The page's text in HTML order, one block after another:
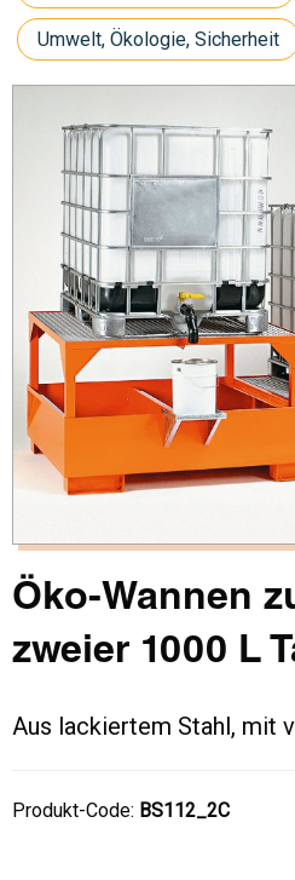
Umwelt, Ökologie, Sicherheit
Öko-Wannen
zweier 1000 L
Aus lackiertem Stahl, mit
Produkt-Code: BS112_2C